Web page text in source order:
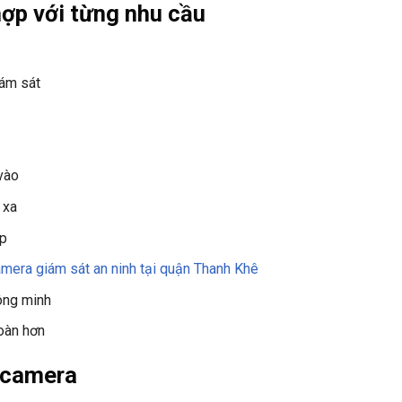
với từng nhu cầu
sát
giám sát an ninh tại quận Thanh Khê
minh
hơn